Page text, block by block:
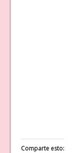
Comparte esto: